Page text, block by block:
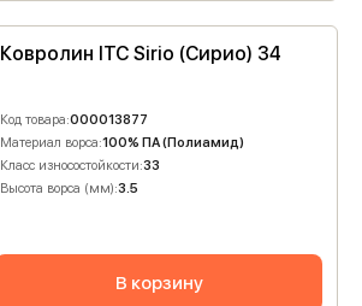
Ковролин ITC Sirio (Сирио) 34
Код товара:000013877
Материал ворса:100% ПА (Полиамид)
Класс износостойкости:33
Высота ворса (мм):3.5
В корзину